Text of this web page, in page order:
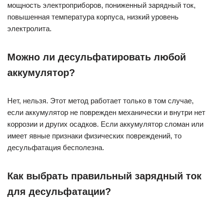
мощность электроприборов, пониженный зарядный ток,
повышенная температура корпуса, низкий уровень
электролита.
Можно ли десульфатировать любой
аккумулятор?
Нет, нельзя. Этот метод работает только в том случае,
если аккумулятор не поврежден механически и внутри нет
коррозии и других осадков. Если аккумулятор сломан или
имеет явные признаки физических повреждений, то
десульфатация бесполезна.
Как выбрать правильный зарядный ток
для десульфатации?